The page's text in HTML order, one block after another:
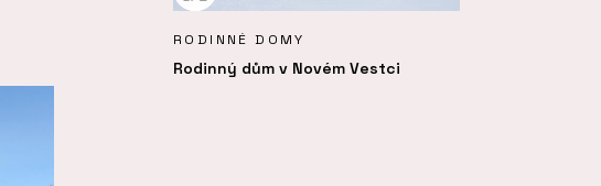
RODINNÉ DOMY
Rodinný dům v Novém Vestci